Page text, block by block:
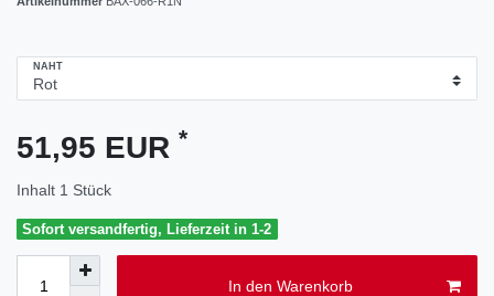
NAHT
51,95 EUR *
Inhalt 1 Stück
Sofort versandfertig, Lieferzeit in 1-2
In den Warenkorb